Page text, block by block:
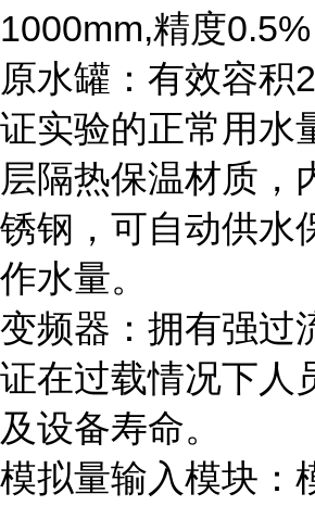
1000mm,精度0.5%
原水罐：有效容积
证实验的正常用水
层隔热保温材质，
锈钢，可自动供水
作水量。
变频器：拥有强过
证在过载情况下人
及设备寿命。
模拟量输入模块：